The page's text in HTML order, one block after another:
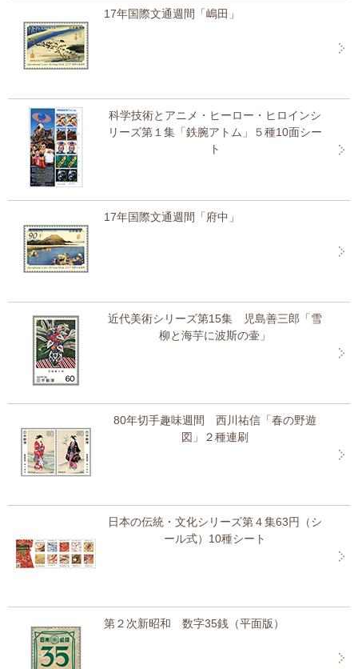
17年国際文通週間「嶋田」
科学技術とアニメ・ヒーロー・ヒロインシ
リーズ第１集「鉄腕アトム」５種10面シー
ト
17年国際文通週間「府中」
近代美術シリーズ第15集 児島善三郎「雪
柳と海芋に波斯の壷」
80年切手趣味週間 西川祐信「春の野遊
図」２種連刷
日本の伝統・文化シリーズ第４集63円（シ
ール式）10種シート
第２次新昭和 数字35銭（平面版）